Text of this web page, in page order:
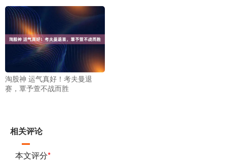
淘股神 运气真好！考夫曼退
赛，覃予萱不战而胜
相关评论
本文评分*